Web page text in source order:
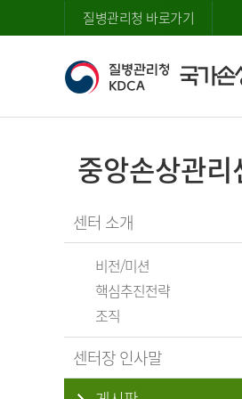
질병관리청 바로가기
중앙손상관리
센터 소개
비전/미션
핵심추진전략
조직
센터장 인사말